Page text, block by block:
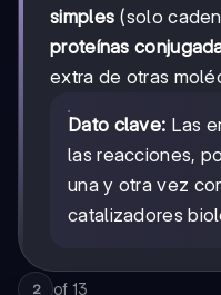
simples (solo
proteínas
extra de otras
Dato clave: Las
las reacciones,
una y otra vez
catalizadores
2 of 13